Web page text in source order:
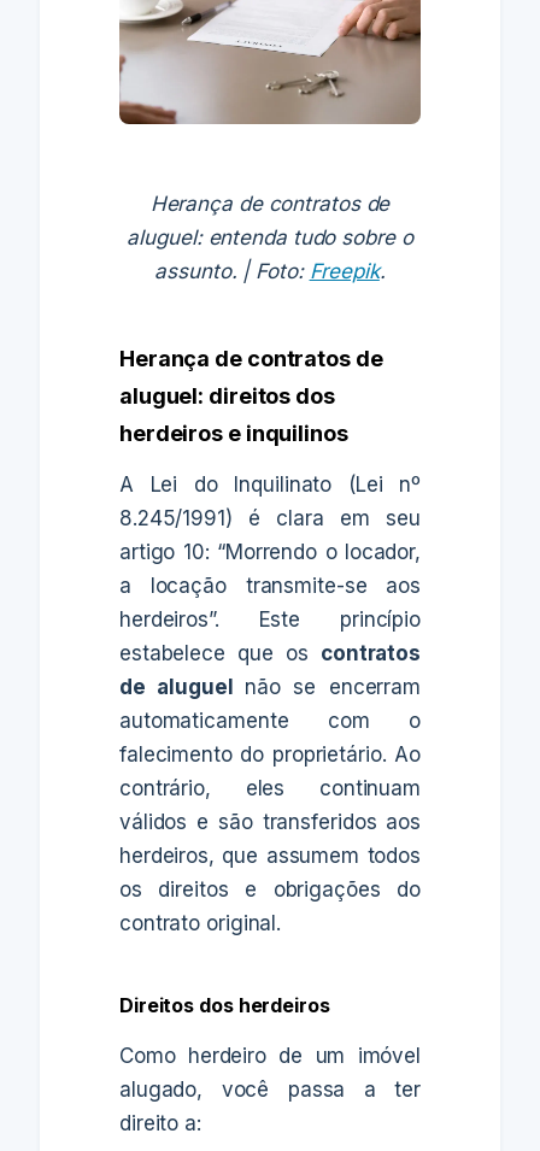
Herança de contratos de
aluguel: entenda tudo sobre o
assunto. | Foto: Freepik.
Herança de contratos de
aluguel: direitos dos
herdeiros e inquilinos
A Lei do Inquilinato (Lei nº
8.245/1991) é clara em seu
artigo 10: “Morrendo o locador,
a locação transmite-se aos
herdeiros”. Este princípio
estabelece que os contratos
de aluguel não se encerram
automaticamente com o
falecimento do proprietário. Ao
contrário, eles continuam
válidos e são transferidos aos
herdeiros, que assumem todos
os direitos e obrigações do
contrato original.
Direitos dos herdeiros
Como herdeiro de um imóvel
alugado, você passa a ter
direito a: